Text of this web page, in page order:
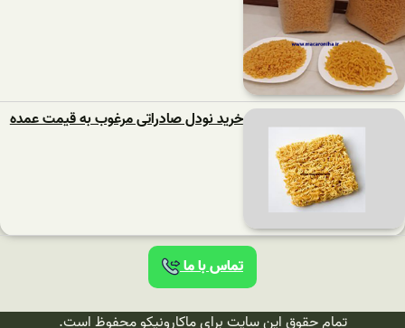
خرید نودل صادراتی مرغوب به قیمت عمده
تماس با ما
تمام حقوق این سایت برای ماکارونیکو محفوظ است.